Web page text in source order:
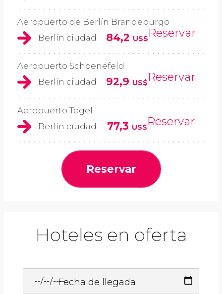
Aeropuerto de Berlín Brandeburgo
Berlín ciudad
84,2 US$Reservar
Aeropuerto Schoenefeld
Berlín ciudad
92,9 US$Reservar
Aeropuerto Tegel
Berlín ciudad
77,3 US$Reservar
Reservar
Hoteles en oferta
Fecha de llegada